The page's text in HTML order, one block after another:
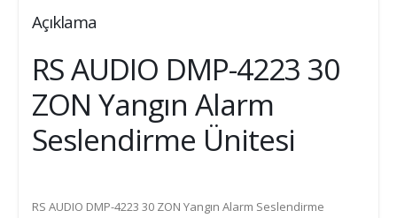
Açıklama
RS AUDIO DMP-4223 30
ZON Yangın Alarm
Seslendirme Ünitesi
RS AUDIO DMP-4223 30 ZON Yangın Alarm Seslendirme